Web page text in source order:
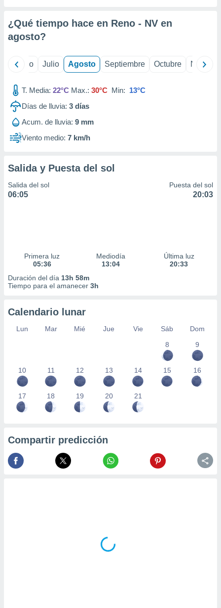
e
de
¿Qué tiempo hace en Reno - NV en
agosto?
Junio Julio Agosto Septiembre Octubre
T. Media: 22°C Max.: 30°C Min: 13°C
Días de lluvia: 3 días
Acum. de lluvia: 9 mm
Viento medio: 7 km/h
Salida y Puesta del sol
Salida del sol
06:05
Puesta del sol
20:03
Primera luz
05:36
Mediodía
13:04
Última luz
20:33
Duración del día 13h 58m
Tiempo para el amanecer 3h
Calendario lunar
Lun Mar Mié Jue Vie Sáb
Dom
8
9
10 11 12 13 14 15 16
17 18 19 20 21
Compartir predicción